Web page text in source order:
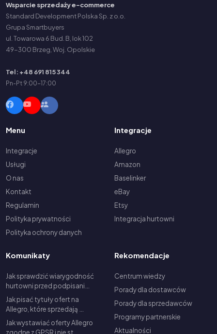
Wsparcie sprzedaży e-commerce
Standard Development Polska Sp. z o.o.
Grupa Smartbuyers
ul. Towarowa 6 Bud. B, lok 102
49-300 Brzeg, Woj. Opolskie
Tel: +48 691 815 344
Pn-Pt 9:00-17:00
Menu
Integracje
Usługi
O nas
Kontakt
Regulamin
Polityka prywatności
Polityka ochrony danych
Integracje
Allegro
Amazon
Baselinker
eBay
Etsy
Integracja hurtowni
Komunikaty
Jak sprawdzić wiarygodność
hurtowni przed podpisani…
Jak pisać tytuły ofert na
Allegro, które sprzedają …
Jak wystawiać oferty Allegro
zgodne z GPSR i nie st…
Rekomendacje
Centrum wiedzy
Porady dla dostawców
Porady dla sprzedawców
Programy partnerskie
Aktualności